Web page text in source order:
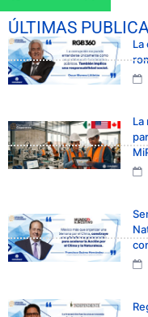
ÚLTIMAS
La
La